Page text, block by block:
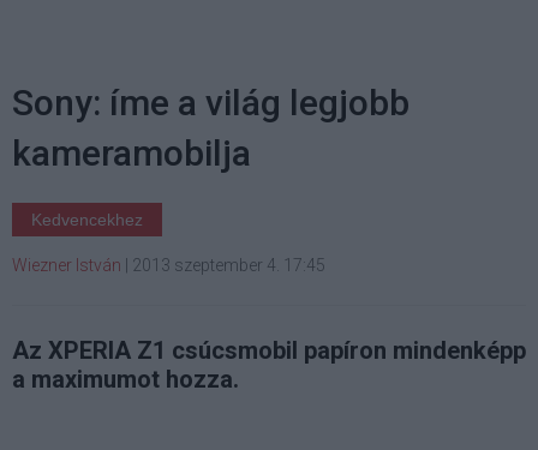
Sony: íme a világ legjobb
kameramobilja
Kedvencekhez
Wiezner István 2013 szeptember 4. 17:45
Az XPERIA Z1 csúcsmobil papíron mindenképp
a maximumot hozza.